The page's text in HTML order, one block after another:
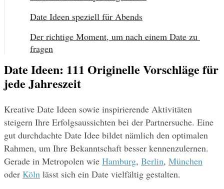
Date Ideen speziell für Abends
Der richtige Moment, um nach einem Date zu
fragen
Date Ideen: 111 Originelle Vorschläge für
jede Jahreszeit
Kreative Date Ideen sowie inspirierende Aktivitäten
steigern Ihre Erfolgsaussichten bei der Partnersuche. Eine
gut durchdachte Date Idee bildet nämlich den optimalen
Rahmen, um Ihre Bekanntschaft besser kennenzulernen.
Gerade in Metropolen wie Hamburg, Berlin, München
oder Köln lässt sich ein Date vielfältig gestalten.